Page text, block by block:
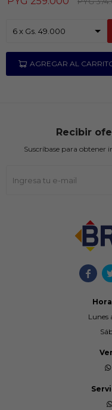

Lunes
Recibir
Suscríbase para obtener